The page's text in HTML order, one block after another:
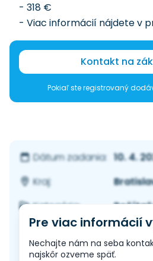
- 318 €
- Viac informácií nájdete v
Kontakt na
Pokiaľ ste registrovaný
Dátum zadania: 10. 4.
Kraj:
Kategória:
Pre viac informácií
Nechajte nám na seba
najskôr ozveme späť.